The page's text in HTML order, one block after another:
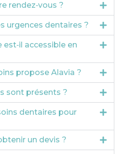
rendez‑vous ?
urgences dentaires ?
accessible en
propose Alavia ?
sont présents ?
dentaires pour
un devis ?